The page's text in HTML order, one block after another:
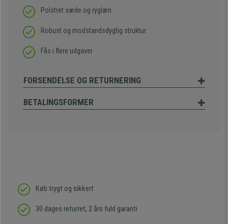
Polstret sæde og ryglæn
Robust og modstandsdygtig struktur
Fås i flere udgaver
FORSENDELSE OG RETURNERING
BETALINGSFORMER
Køb trygt og sikkert
30 dages returret, 2 års fuld garanti